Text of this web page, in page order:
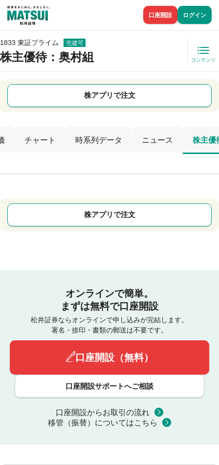
口座開設 ログイン
1833 東証プライム 売建可
株主優待：奥村組 コンテンツ
株アプリで注文
チャート 時系列データ ニュース 株主優
株アプリで注文
オンラインで簡単。
まずは無料で口座開設
松井証券ならオンラインで申し込みが完結します。
署名・捺印・書類の郵送は不要です。
口座開設（無料）
口座開設サポートへご相談
口座開設からお取引の流れ
移管（振替）についてはこちら